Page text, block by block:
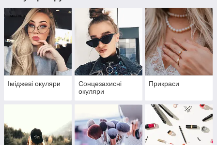
Іміджеві окуляри
Сонцезахисні
окуляри
Прикраси